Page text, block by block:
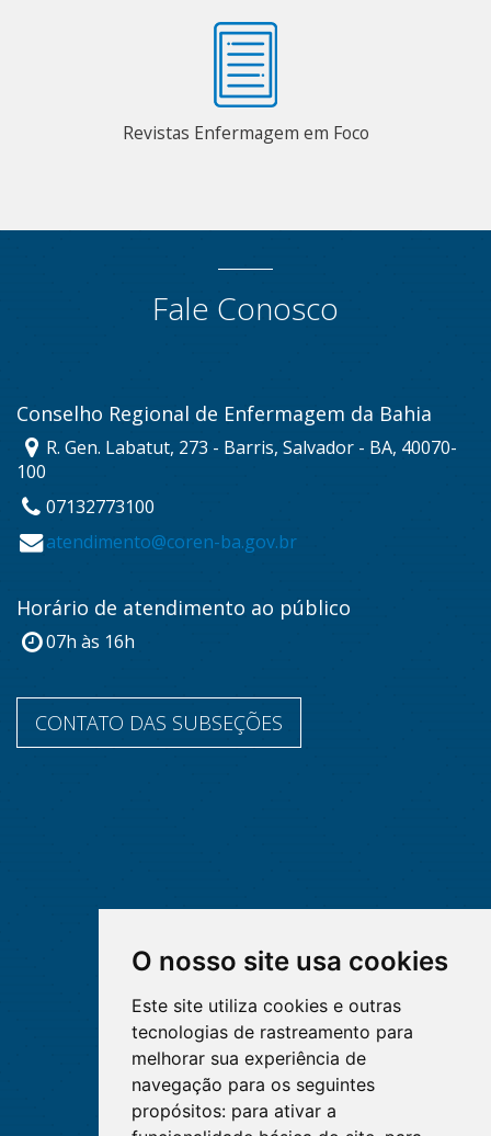
O nosso site usa cookies
Este site utiliza cookies e outras
tecnologias de rastreamento para
melhorar sua experiência de
navegação para os seguintes
propósitos: para ativar a
Revistas Enfermagem em Foco
Fale Conosco
Conselho Regional de Enfermagem da Bahia
R. Gen. Labatut, 273 - Barris, Salvador - BA, 40070-
100
07132773100
atendimento@coren-ba.gov.br
Horário de atendimento ao público
07h às 16h
CONTATO DAS SUBSEÇÕES